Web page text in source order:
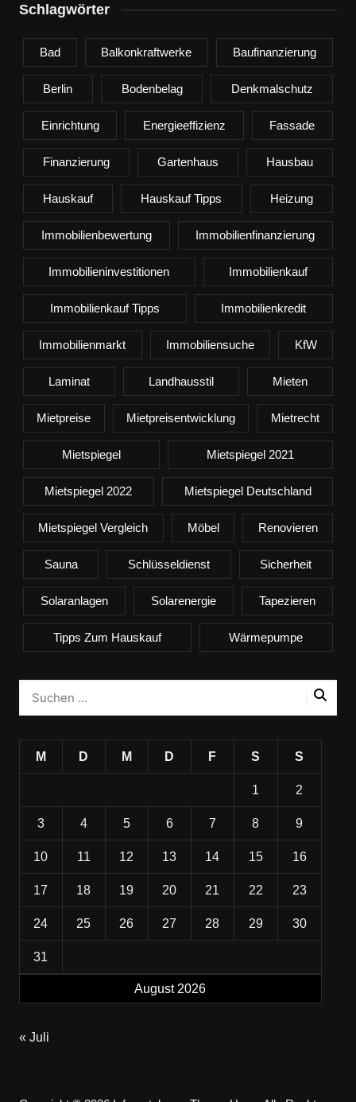
Schlagwörter
Bad Balkonkraftwerke Baufinanzierung
Berlin Bodenbelag Denkmalschutz
Einrichtung Energieeffizienz Fassade
Finanzierung Gartenhaus Hausbau
Hauskauf Hauskauf Tipps Heizung
Immobilienbewertung Immobilienfinanzierung
Immobilieninvestitionen Immobilienkauf
Immobilienkauf Tipps Immobilienkredit
Immobilienmarkt Immobiliensuche KfW
Laminat Landhausstil Mieten
Mietpreise Mietpreisentwicklung Mietrecht
Mietspiegel Mietspiegel 2021
Mietspiegel 2022 Mietspiegel Deutschland
Mietspiegel Vergleich Möbel Renovieren
Sauna Schlüsseldienst Sicherheit
Solaranlagen Solarenergie Tapezieren
Tipps Zum Hauskauf Wärmepumpe
August 2026
M D M D F S S
1 2
3 4 5 6 7 8 9
10 11 12 13 14 15 16
17 18 19 20 21 22 23
24 25 26 27 28 29 30
31
« Juli